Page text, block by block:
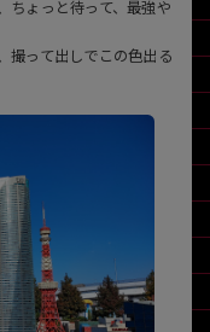
ちょっと待って、最強や
撮って出しでこの色出る